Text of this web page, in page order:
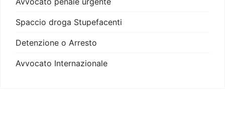
Spaccio droga Stupefacenti
Detenzione o Arresto
Avvocato Internazionale